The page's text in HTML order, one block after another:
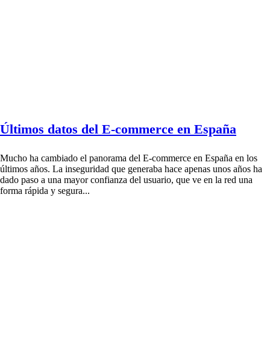
Últimos datos del E-commerce en España
Mucho ha cambiado el panorama del E-commerce en España en los
últimos años. La inseguridad que generaba hace apenas unos años ha
dado paso a una mayor confianza del usuario, que ve en la red una
forma rápida y segura...